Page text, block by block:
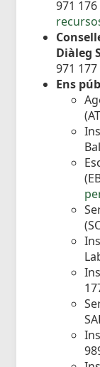
971
Diàleg
971
Ens